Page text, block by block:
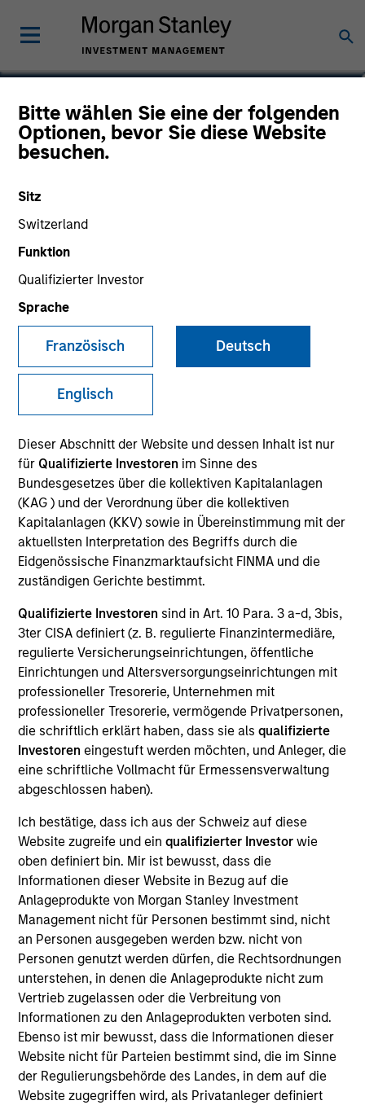
Bitte wählen Sie eine der folgenden
Optionen, bevor Sie diese Website
besuchen.
Sitz
Switzerland
Funktion
Qualifizierter Investor
Sprache
Französisch Deutsch
Englisch
Dieser Abschnitt der Website und dessen Inhalt ist nur
für Qualifizierte Investoren im Sinne des
Bundesgesetzes über die kollektiven Kapitalanlagen
(KAG ) und der Verordnung über die kollektiven
Kapitalanlagen (KKV) sowie in Übereinstimmung mit der
aktuellsten Interpretation des Begriffs durch die
Eidgenössische Finanzmarktaufsicht FINMA und die
zuständigen Gerichte bestimmt.
Qualifizierte Investoren sind in Art. 10 Para. 3 a-d, 3bis,
3ter CISA definiert (z. B. regulierte Finanzintermediäre,
regulierte Versicherungseinrichtungen, öffentliche
Einrichtungen und Altersversorgungseinrichtungen mit
professioneller Tresorerie, Unternehmen mit
professioneller Tresorerie, vermögende Privatpersonen,
die schriftlich erklärt haben, dass sie alsqualifizierte
Investoren eingestuft werden möchten, und Anleger, die
eine schriftliche Vollmacht für Ermessensverwaltung
abgeschlossen haben).
Ich bestätige, dass ich aus der Schweiz auf diese
Website zugreife und ein qualifizierter Investor wie
oben definiert bin. Mir ist bewusst, dass die
Informationen dieser Website in Bezug auf die
Anlageprodukte von Morgan Stanley Investment
Management nicht für Personen bestimmt sind, nicht
an Personen ausgegeben werden bzw. nicht von
Personen genutzt werden dürfen, die Rechtsordnungen
unterstehen, in denen die Anlageprodukte nicht zum
Vertrieb zugelassen oder die Verbreitung von
Informationen zu den Anlageprodukten verboten sind.
Ebenso ist mir bewusst, dass die Informationen dieser
Website nicht für Parteien bestimmt sind, die im Sinne
der Regulierungsbehörde des Landes, in dem auf die
Website zugegriffen wird, als Privatanleger definiert
Julie Callahan
Managing Director
YEARS OF INDUSTRY EXPERIENCE
30 Years
TEAM
Municipals Team
Julie Callahan is a portfolio manager on the
Municipals team. She is responsible for buy and sell
decisions, portfolio construction, and risk
management for the firm’s municipal bond
strategies. She joined Morgan Stanley Investment
Management in 2020. Morgan Stanley acquired
Eaton Vance in March 2021. She joined the
investment industry in 1994. Prior to joining the
firm, she worked for PIMCO as a senior member of
the municipal bond portfolio management team.
Previously, she served as a portfolio manager for
municipal separately managed accounts at
Western Asset Management Company and was a
Director and portfolio manager for municipal
money market funds with Citigroup Asset
Management. Julie earned a B.S. in accounting
from Fairfield University and holds the Chartered
Financial Analyst designation.